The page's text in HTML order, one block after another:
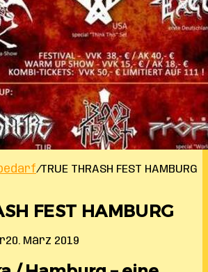
/TRUE THRASH FEST HAMBURG
FEST HAMBURG
20. März 2019